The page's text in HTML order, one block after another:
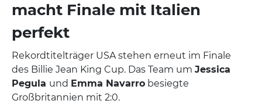
macht Finale mit Italien
perfekt
Rekordtitelträger USA stehen erneut im Finale
des Billie Jean King Cup. Das Team um Jessica
Pegula und Emma Navarro besiegte
Großbritannien mit 2:0.